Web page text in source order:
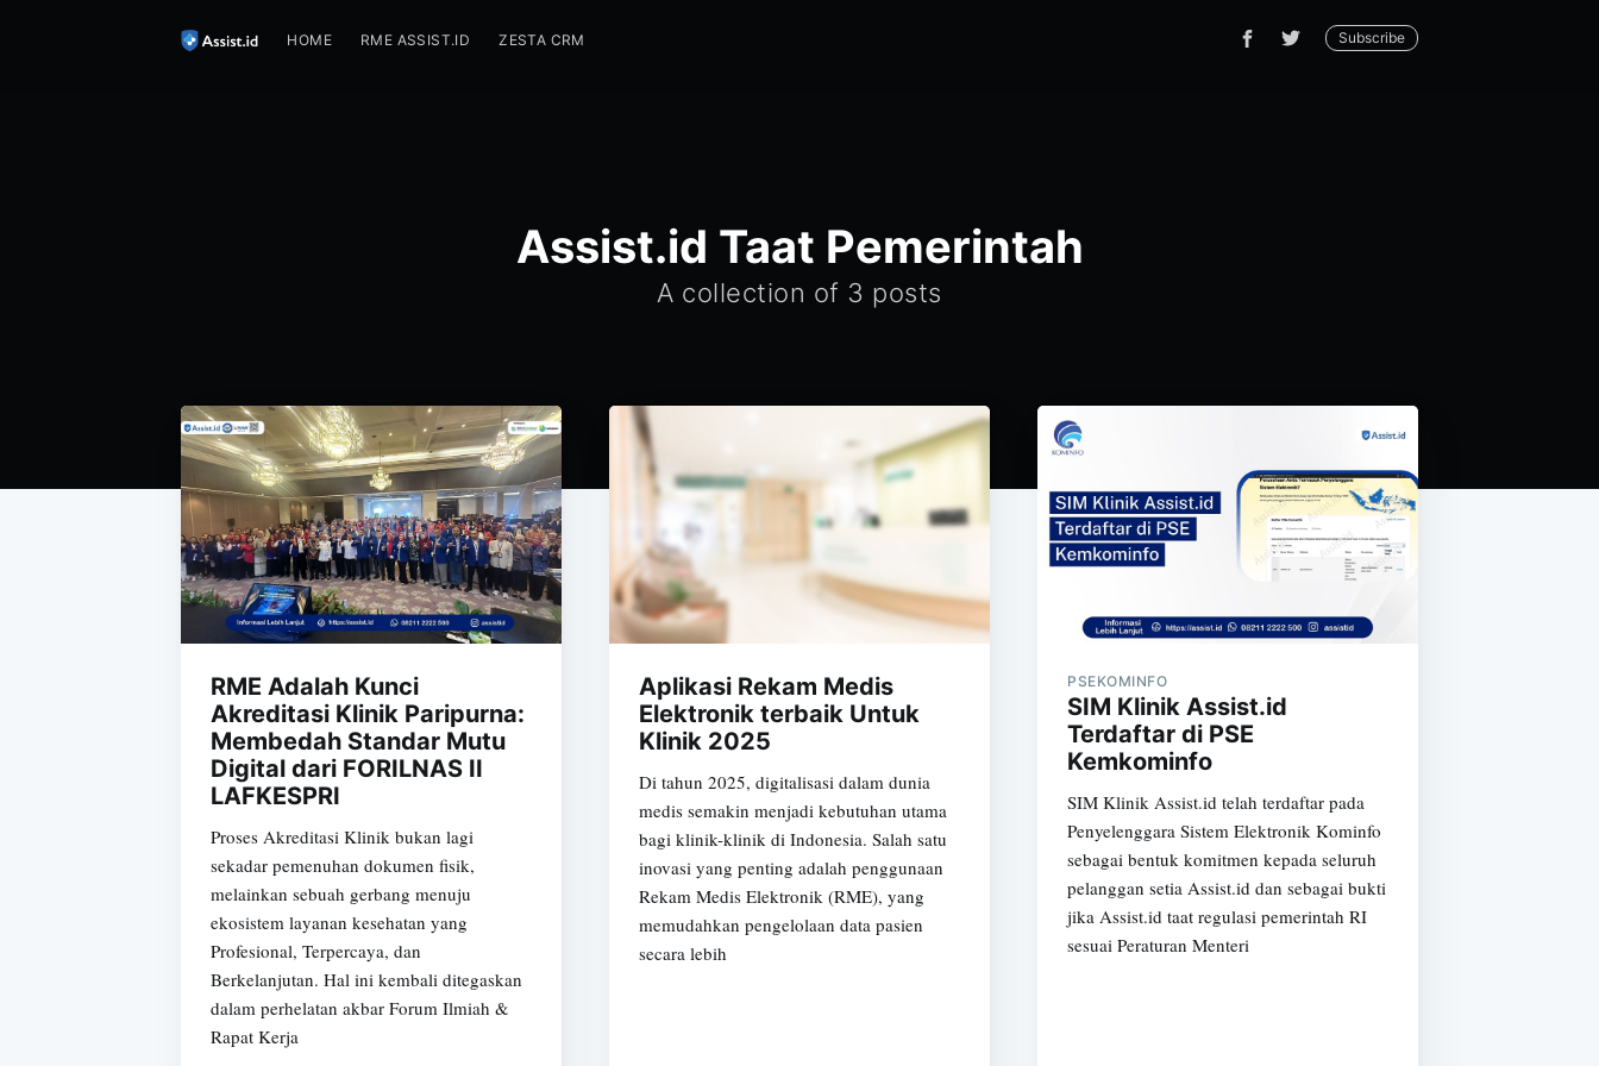
HOME RME ASSIST.ID ZESTA CRM Subscribe
Assist.id Taat Pemerintah
A collection of 3 posts
RME Adalah Kunci
Akreditasi Klinik Paripurna:
Membedah Standar Mutu
Digital dari FORILNAS II
LAFKESPRI
Proses Akreditasi Klinik bukan lagi
sekadar pemenuhan dokumen fisik,
melainkan sebuah gerbang menuju
ekosistem layanan kesehatan yang
Profesional, Terpercaya, dan
Berkelanjutan. Hal ini kembali ditegaskan
dalam perhelatan akbar Forum Ilmiah &
Rapat Kerja
Aplikasi Rekam Medis
Elektronik terbaik Untuk
Klinik 2025
Di tahun 2025, digitalisasi dalam dunia
medis semakin menjadi kebutuhan utama
bagi klinik-klinik di Indonesia. Salah satu
inovasi yang penting adalah penggunaan
Rekam Medis Elektronik (RME), yang
memudahkan pengelolaan data pasien
secara lebih
PSEKOMINFO
SIM Klinik Assist.id
Terdaftar di PSE
Kemkominfo
SIM Klinik Assist.id telah terdaftar pada
Penyelenggara Sistem Elektronik Kominfo
sebagai bentuk komitmen kepada seluruh
pelanggan setia Assist.id dan sebagai bukti
jika Assist.id taat regulasi pemerintah RI
sesuai Peraturan Menteri